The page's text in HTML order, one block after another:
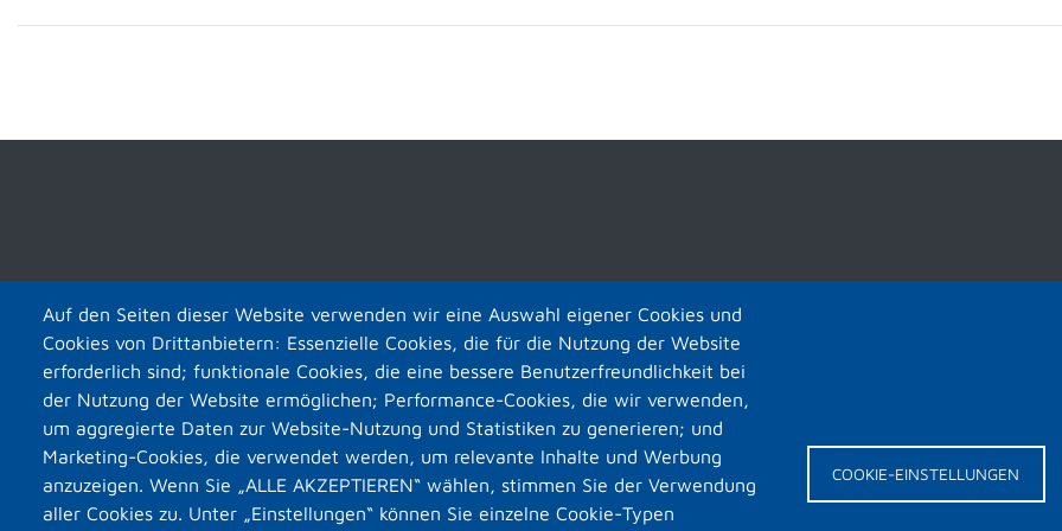
Auf den Seiten dieser Website verwenden wir eine Auswahl eigener Cookies und
Cookies von Drittanbietern: Essenzielle Cookies, die für die Nutzung der Website
erforderlich sind; funktionale Cookies, die eine bessere Benutzerfreundlichkeit bei
der Nutzung der Website ermöglichen; Performance-Cookies, die wir verwenden,
um aggregierte Daten zur Website-Nutzung und Statistiken zu generieren; und
Marketing-Cookies, die verwendet werden, um relevante Inhalte und Werbung
anzuzeigen. Wenn Sie „ALLE AKZEPTIEREN“ wählen, stimmen Sie der Verwendung
aller Cookies zu. Unter „Einstellungen“ können Sie einzelne Cookie-Typen
COOKIE-EINSTELLUNGEN